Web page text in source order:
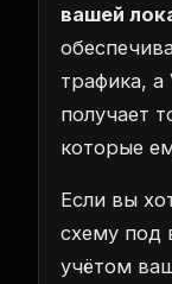
вашей
трафика, а
получает
которые
Если вы
схему под
учётом